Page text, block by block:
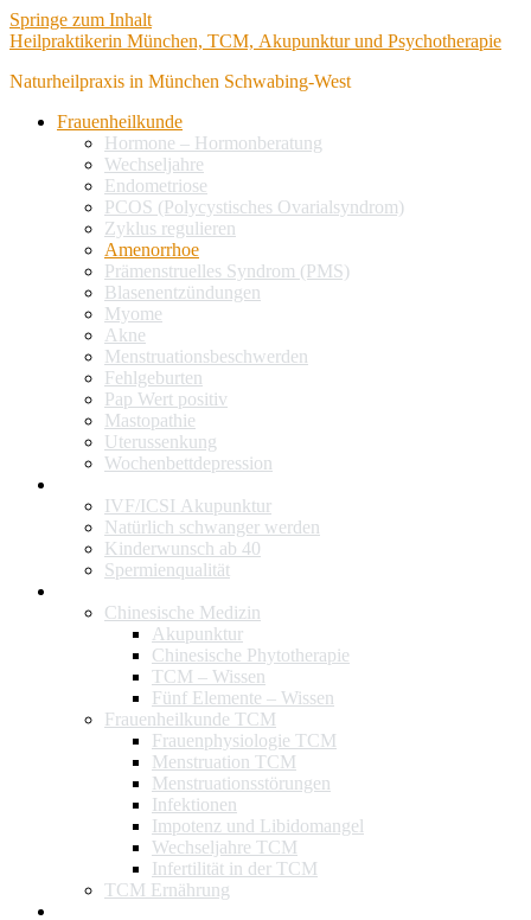
Springe zum Inhalt
Heilpraktikerin München, TCM, Akupunktur und Psychotherapie
Naturheilpraxis in München Schwabing-West
Frauenheilkunde
Hormone – Hormonberatung
Wechseljahre
Endometriose
PCOS (Polycystisches Ovarialsyndrom)
Zyklus regulieren
Amenorrhoe
Prämenstruelles Syndrom (PMS)
Blasenentzündungen
Myome
Akne
Menstruationsbeschwerden
Fehlgeburten
Pap Wert positiv
Mastopathie
Uterussenkung
Wochenbettdepression
IVF/ICSI Akupunktur
Natürlich schwanger werden
Kinderwunsch ab 40
Spermienqualität
Chinesische Medizin
Akupunktur
Chinesische Phytotherapie
TCM – Wissen
Fünf Elemente – Wissen
Frauenheilkunde TCM
Frauenphysiologie TCM
Menstruation TCM
Menstruationsstörungen
Infektionen
Impotenz und Libidomangel
Wechseljahre TCM
Infertilität in der TCM
TCM Ernährung